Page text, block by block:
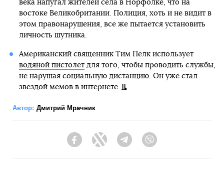
века напугал жителей села в Норфолке, что на
востоке Великобритании. Полиция, хоть и не видит в
этом правонарушения, все же пытается установить
личность шутника.
Американский священник Тим Пелк использует
водяной пистолетдля того, чтобы проводить службы,
не нарушая социальную дистанцию. Он уже стал
звездой мемов в интернете.
Автор: Дмитрий Мрачник
FacebookTwitter Telegram